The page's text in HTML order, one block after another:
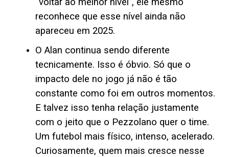
reconhece que esse nível ainda não
apareceu em 2025.
O Alan continua sendo diferente
tecnicamente. Isso é óbvio. Só que o
impacto dele no jogo já não é tão
constante como foi em outros momentos.
E talvez isso tenha relação justamente
com o jeito que o Pezzolano quer o time.
Um futebol mais físico, intenso, acelerado.
Curiosamente, quem mais cresce nesse